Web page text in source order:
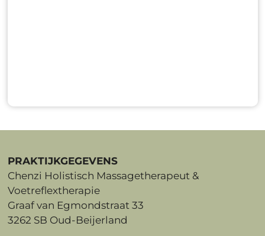
PRAKTIJKGEGEVENS
Chenzi Holistisch Massagetherapeut &
Voetreflextherapie
Graaf van Egmondstraat 33
3262 SB Oud-Beijerland